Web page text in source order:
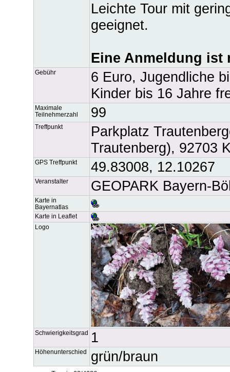
Leichte Tour mit
geeignet.
Eine Anmeldung
Gebühr
6 Euro, Jugendliche
Kinder bis 16 Jahre
Maximale
Teilnehmerzahl
99
Treffpunkt
Parkplatz
Trautenberg), 92703
GPS Treffpunkt 49.83008, 12.10267
Veranstalter GEOPARK Bayern-
Karte in
Bayernatlas
Karte in Leaflet
Logo
Schwierigkeitsgrad 1
Höhenunterschied grün/braun